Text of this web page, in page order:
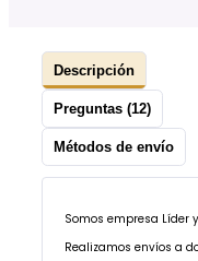
Descripción
Preguntas (12)
Métodos de envío
Somos empresa Líder
Realizamos envíos a